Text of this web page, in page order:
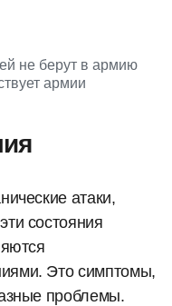
не берут в армию
армии
атаки,
состояния
Это симптомы,
проблемы.